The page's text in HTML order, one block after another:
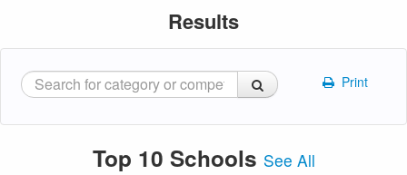
Results
Print
Top 10 Schools See All